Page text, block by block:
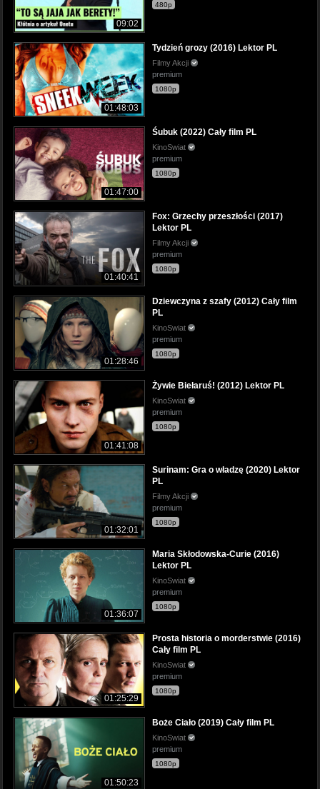
09:02
480p
01:48:03
Tydzień grozy (2016) Lektor PL
Filmy Akcji
premium
1080p
01:47:00
Śubuk (2022) Cały film PL
KinoSwiat
premium
1080p
01:40:41
Fox: Grzechy przeszłości (2017)
Lektor PL
Filmy Akcji
premium
1080p
01:28:46
Dziewczyna z szafy (2012) Cały film
PL
KinoSwiat
premium
1080p
01:41:08
Żywie Biełaruś! (2012) Lektor PL
KinoSwiat
premium
1080p
01:32:01
Surinam: Gra o władzę (2020) Lektor
PL
Filmy Akcji
premium
1080p
01:36:07
Maria Skłodowska-Curie (2016)
Lektor PL
KinoSwiat
premium
1080p
01:25:29
Prosta historia o morderstwie (2016)
Cały film PL
KinoSwiat
premium
1080p
01:50:23
Boże Ciało (2019) Cały film PL
KinoSwiat
premium
1080p